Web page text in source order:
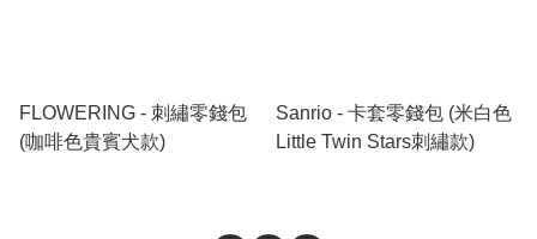
FLOWERING - 刺繡零錢包
(咖啡色貴賓犬款)
Sanrio - 卡套零錢包 (米白色
Little Twin Stars刺繡款)